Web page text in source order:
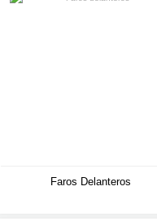
Faros Delanteros